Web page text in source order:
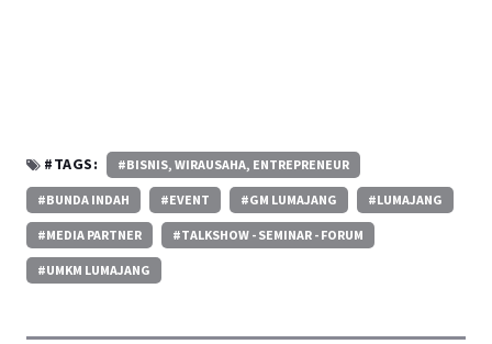
#TAGS: #BISNIS, WIRAUSAHA, ENTREPRENEUR
#BUNDA INDAH #EVENT #GM LUMAJANG #LUMAJANG
#MEDIA PARTNER #TALKSHOW - SEMINAR - FORUM
#UMKM LUMAJANG